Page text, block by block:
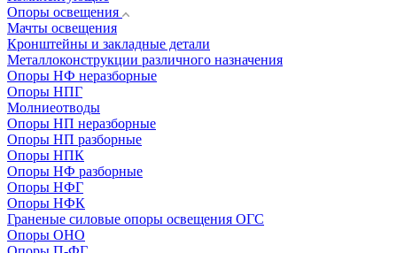
Опоры освещения
Мачты освещения
Кронштейны и закладные детали
Металлоконструкции различного назначения
Опоры НФ неразборные
Опоры НПГ
Молниеотводы
Опоры НП неразборные
Опоры НП разборные
Опоры НПК
Опоры НФ разборные
Опоры НФГ
Опоры НФК
Граненые силовые опоры освещения ОГС
Опоры ОНО